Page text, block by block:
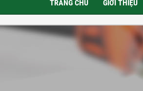
TRANG CHỦ GIỚI THIỆU